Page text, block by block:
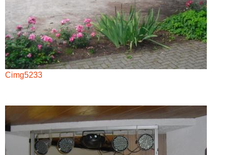
Cimg5233